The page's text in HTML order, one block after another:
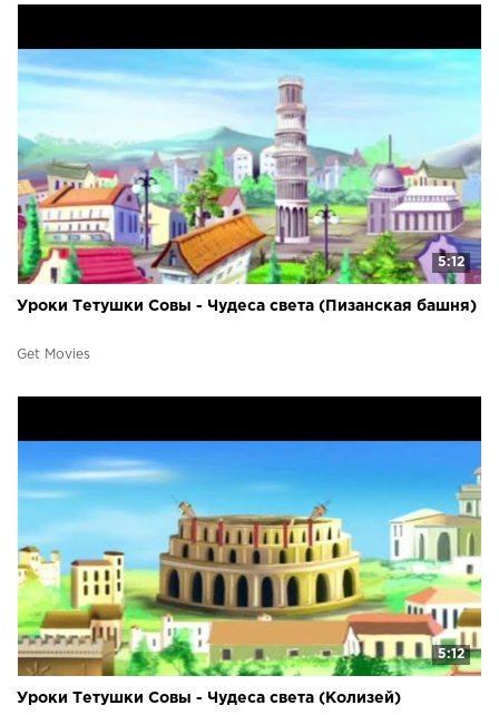
5:12
Уроки Тетушки Совы - Чудеса света (Пизанская башня)
Get Movies
5:12
Уроки Тетушки Совы - Чудеса света (Колизей)